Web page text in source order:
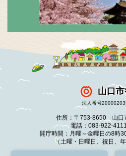
山口
法人番号
住所：〒753-8650 山口
電話：083-922-
開庁時間：月曜～金曜日の8時
（土曜・日曜日、祝日、